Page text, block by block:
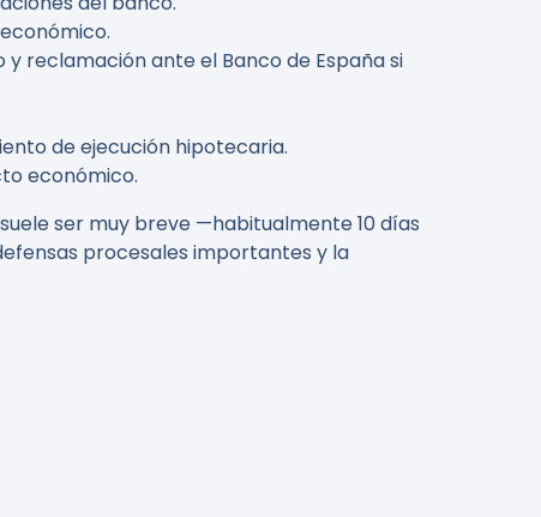
reclamación ante el Banco de España si
de ejecución hipotecaria.
económico.
ser muy breve —habitualmente 10 días
procesales importantes y la